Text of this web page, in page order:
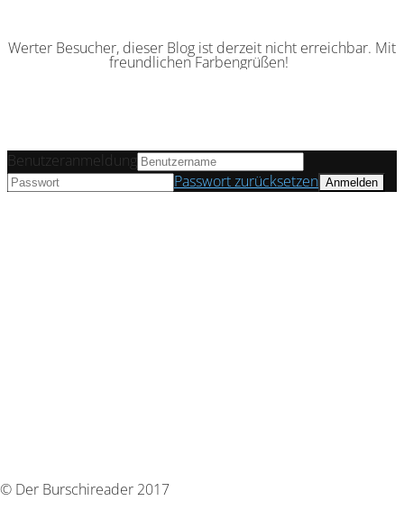
Werter Besucher, dieser Blog ist derzeit nicht erreichbar. Mit
freundlichen Farbengrüßen!
© Der Burschireader 2017
Benutzeranmeldung
Passwort zurücksetzen